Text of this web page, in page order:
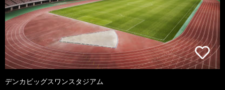
デンカビッグスワンスタジアム